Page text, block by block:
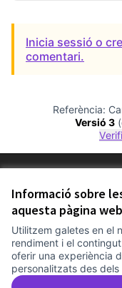
Informació sobre
aquesta pàgina web
Utilitzem galetes en el
rendiment i el
oferir una experiència
personalitzats des
Inicia sessió o
comentari.
Referència:
Versió 3
Configuració de les
Comunitat Canòdrom
(Link externo)
Comunitat Canòdrom
(Link externo)
Comunitat Canòdrom a
(Link externo)
Català
Triar la llenguaElegir el
(Link externo)
Web creada amb